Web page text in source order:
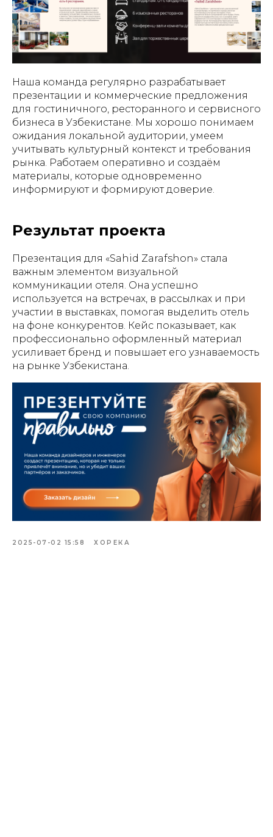
Наша команда регулярно разрабатывает
презентации и коммерческие предложения
для гостиничного, ресторанного и сервисного
бизнеса в Узбекистане. Мы хорошо понимаем
ожидания локальной аудитории, умеем
учитывать культурный контекст и требования
рынка. Работаем оперативно и создаём
материалы, которые одновременно
информируют и формируют доверие.
Результат проекта
Презентация для «Sahid Zarafshon» стала
важным элементом визуальной
коммуникации отеля. Она успешно
используется на встречах, в рассылках и при
участии в выставках, помогая выделить отель
на фоне конкурентов. Кейс показывает, как
профессионально оформленный материал
усиливает бренд и повышает его узнаваемость
на рынке Узбекистана.
2025-07-02 15:58 ХОРЕКА
Создание, поддержка и
продвижение сайтов в Узбекистане
ГЛАВНАЯ О НАС УПАКОВКА
ПОЛИГРАФИЯ
БАННЕРЫ INSTAGRAM ПРЕЗЕНТАЦИИ САЙТЫ
ПОЛЬЗОВАТЕЛЬСКОЕ
СОГЛАШЕНИЕ